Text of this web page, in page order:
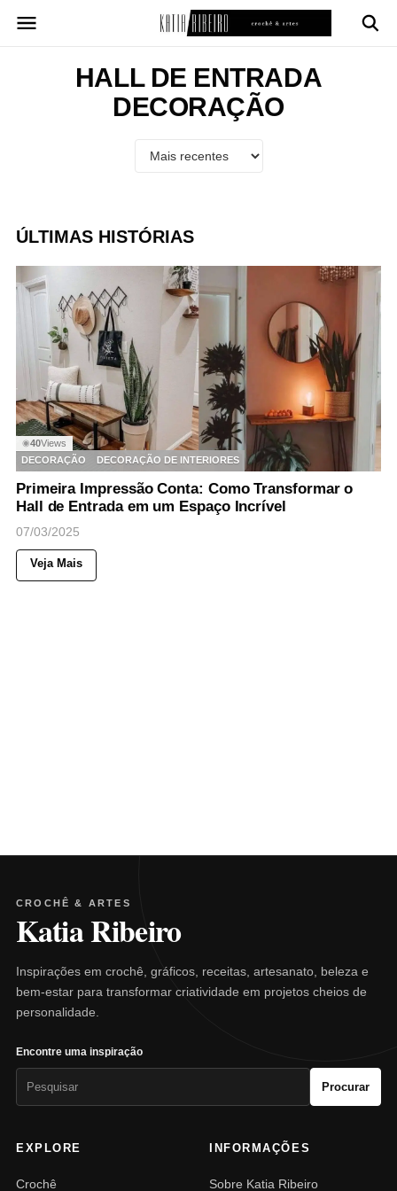
para
HALL DE ENTRADA
DECORAÇÃO
ÚLTIMAS HISTÓRIAS
◉40Views
DECORAÇÃO
DECORAÇÃO DE INTERIORES
Primeira Impressão Conta: Como Transformar o
Hall de Entrada em um Espaço Incrível
07/03/2025
Veja Mais
CROCHÊ & ARTES
Katia Ribeiro
Inspirações em crochê, gráficos, receitas, artesanato, beleza e
bem-estar para transformar criatividade em projetos cheios de
personalidade.
Encontre uma inspiração
Procurar
EXPLORE
Crochê
INFORMAÇÕES
Sobre Katia Ribeiro